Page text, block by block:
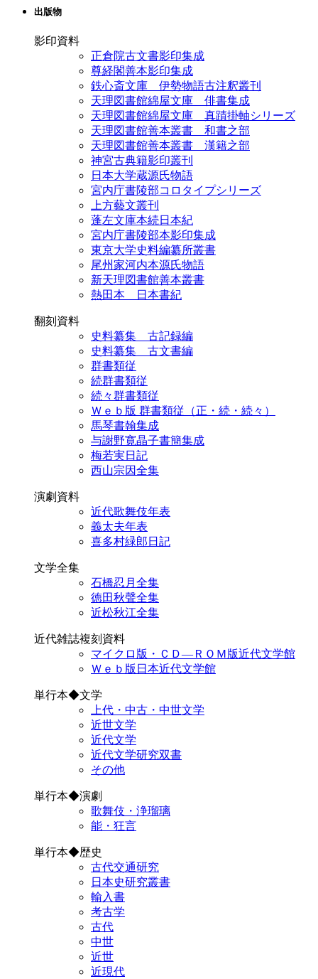
出版物
影印資料
正倉院古文書影印集成
尊経閣善本影印集成
鉄心斎文庫 伊勢物語古注釈叢刊
天理図書館綿屋文庫 俳書集成
天理図書館綿屋文庫 真蹟掛軸シリーズ
天理図書館善本叢書 和書之部
天理図書館善本叢書 漢籍之部
神宮古典籍影印叢刊
日本大学蔵源氏物語
宮内庁書陵部コロタイプシリーズ
上方藝文叢刊
蓬左文庫本続日本紀
宮内庁書陵部本影印集成
東京大学史料編纂所叢書
尾州家河内本源氏物語
新天理図書館善本叢書
熱田本 日本書紀
翻刻資料
史料纂集 古記録編
史料纂集 古文書編
群書類従
続群書類従
続々群書類従
Ｗｅｂ版 群書類従（正・続・続々）
馬琴書翰集成
与謝野寛晶子書簡集成
梅若実日記
西山宗因全集
演劇資料
近代歌舞伎年表
義太夫年表
喜多村緑郎日記
文学全集
石橋忍月全集
徳田秋聲全集
近松秋江全集
近代雑誌複刻資料
マイクロ版・ＣＤ―ＲＯＭ版近代文学館
Ｗｅｂ版日本近代文学館
単行本◆文学
上代・中古・中世文学
近世文学
近代文学
近代文学研究双書
その他
単行本◆演劇
歌舞伎・浄瑠璃
能・狂言
単行本◆歴史
古代交通研究
日本史研究叢書
輸入書
考古学
古代
中世
近世
近現代